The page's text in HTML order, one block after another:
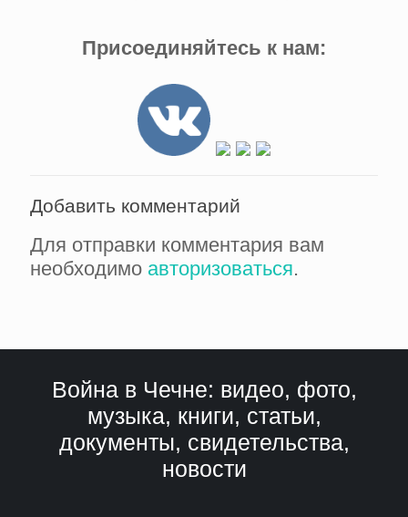
Присоединяйтесь к нам:
Добавить комментарий
Для отправки комментария вам
необходимо авторизоваться.
Война в Чечне: видео, фото,
музыка, книги, статьи,
документы, свидетельства,
новости